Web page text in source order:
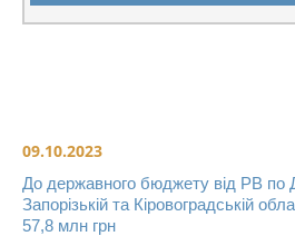
09.10.2023
До державного бюджету від РВ по
Запорізькій та Кіровоградській
57,8 млн грн